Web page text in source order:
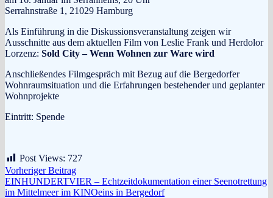
Serrahnstraße 1, 21029 Hamburg
Als Einführung in die Diskussionsveranstaltung zeigen wir
Ausschnitte aus dem aktuellen Film von Leslie Frank und Herdolor
Lorzenz: Sold City – Wenn Wohnen zur Ware wird
Anschließendes Filmgespräch mit Bezug auf die Bergedorfer
Wohnraumsituation und die Erfahrungen bestehender und geplanter
Wohnprojekte
Eintritt: Spende
Post Views: 727
Beitragsnavigation
Vorheriger BeitragVorheriger
Beitrag:
EINHUNDERTVIER – Echtzeitdokumentation einer Seenotrettung
im Mittelmeer im KINOeins in Bergedorf